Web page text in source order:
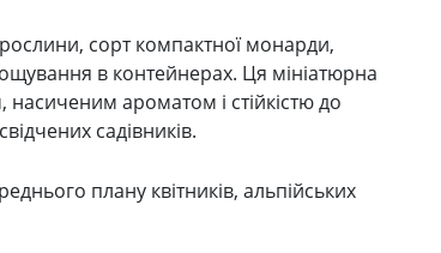
сорт компактної монарди,
в контейнерах. Ця мініатюрна
ароматом і стійкістю до
садівників.
плану квітників, альпійських